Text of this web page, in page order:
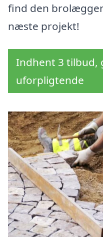
find den
næste projekt!
Indhent 3 tilbud,
uforpligtende